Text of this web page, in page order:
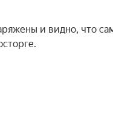
и видно, что